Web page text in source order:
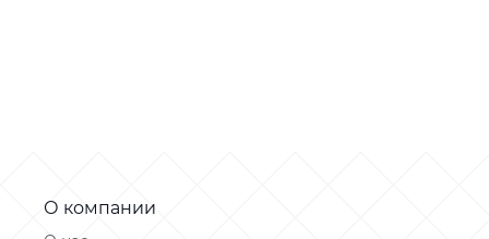
О компании